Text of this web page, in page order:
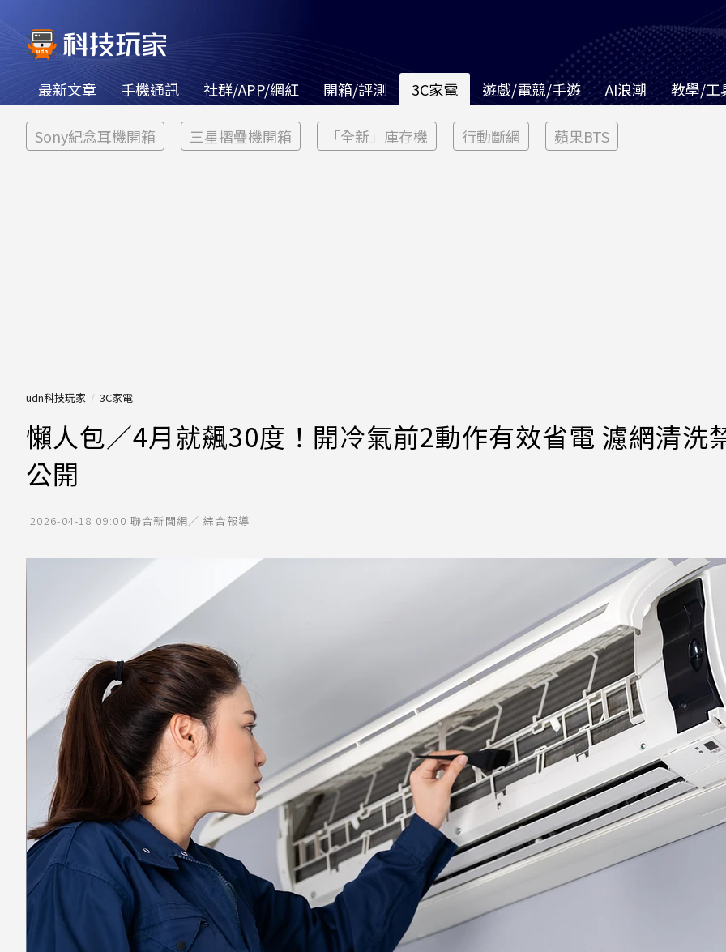
最新文章 手機通訊 社群/APP/網紅 開箱/評測 3C家電 遊戲/電競/手遊 AI浪潮 教學/工
Sony紀念耳機開箱 三星摺疊機開箱 「全新」庫存機 行動斷網 蘋果BTS
udn科技玩家 3C家電
懶人包／4月就飆30度！開冷氣前2動作有效省電 濾網清洗
公開
2026-04-18 09:00 聯合新聞網／ 綜合報導